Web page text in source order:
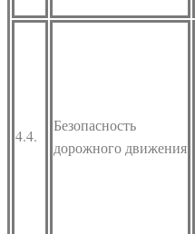
4.4.
Безопасность
дорожного движения